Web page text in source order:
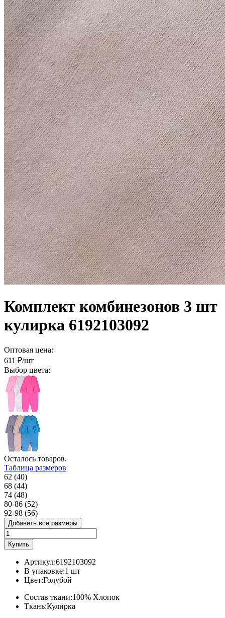
Комплект комбинезонов 3 шт
кулирка 6192103092
Оптовая цена:
611 ₽/шт
Выбор цвета:
Осталось товаров.
Таблица размеров
62 (40)
68 (44)
74 (48)
80-86 (52)
92-98 (56)
Добавить все размеры
Купить
Артикул:6192103092
В упаковке:1 шт
Цвет:Голубой
Состав ткани:100% Хлопок
Ткань:Кулирка